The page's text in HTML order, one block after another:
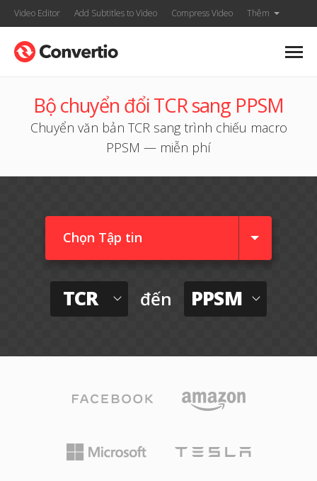
Video Editor Add Subtitles to Video Compress Video Thêm
Bộ chuyển đổi TCR sang PPSM
Chuyển văn bản TCR sang trình chiếu macro
PPSM — miễn phí
Chọn Tập tin
TCR đến PPSM